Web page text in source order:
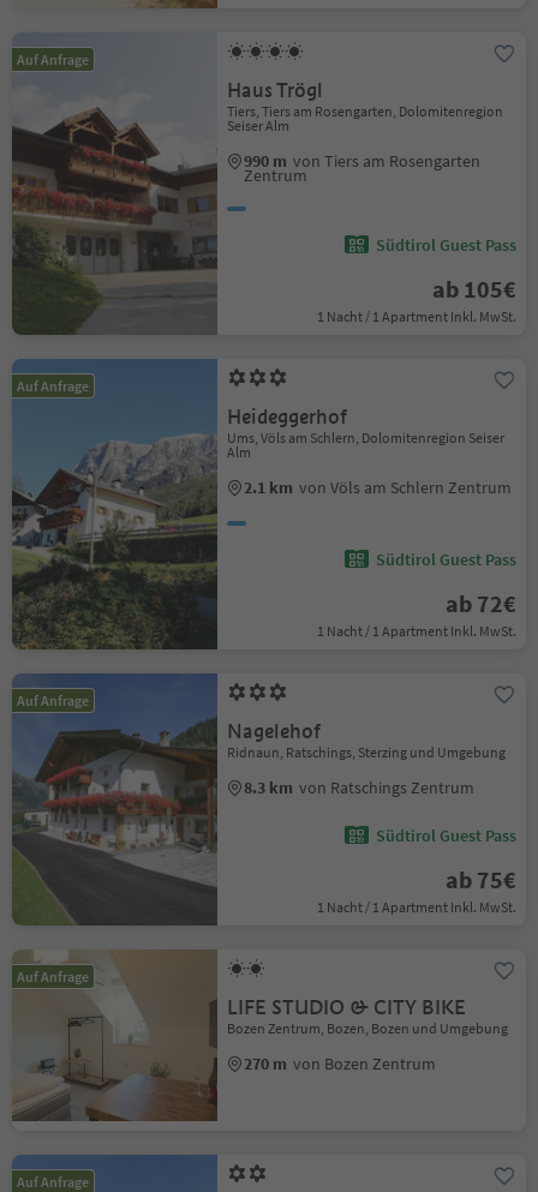
Auf Anfrage
Haus Trögl
Tiers, Tiers am Rosengarten, Dolomitenregion
Seiser Alm
990 m von Tiers am Rosengarten
Zentrum
Südtirol Guest Pass
ab 105€
1 Nacht / 1 Apartment Inkl. MwSt.
Auf Anfrage
Heideggerhof
Ums, Völs am Schlern, Dolomitenregion Seiser
Alm
2.1 km von Völs am Schlern Zentrum
Südtirol Guest Pass
ab 72€
1 Nacht / 1 Apartment Inkl. MwSt.
Auf Anfrage
Nagelehof
Ridnaun, Ratschings, Sterzing und Umgebung
8.3 km von Ratschings Zentrum
Südtirol Guest Pass
ab 75€
1 Nacht / 1 Apartment Inkl. MwSt.
Auf Anfrage
LIFE STUDIO & CITY BIKE
Bozen Zentrum, Bozen, Bozen und Umgebung
270 m von Bozen Zentrum
Auf Anfrage